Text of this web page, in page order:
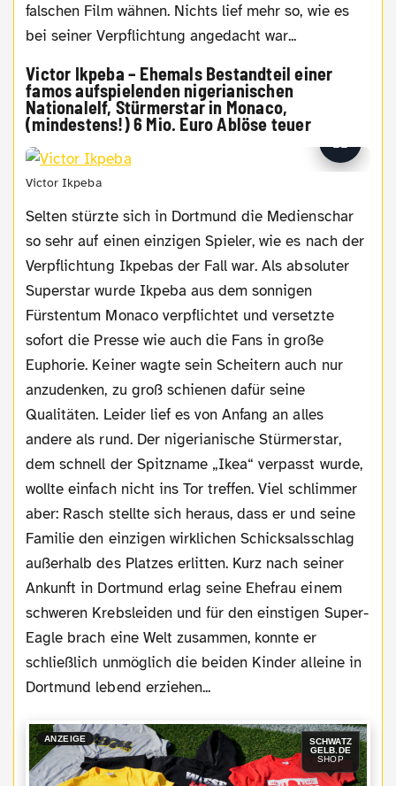
falschen Film wähnen. Nichts lief mehr so, wie es
bei seiner Verpflichtung angedacht war...
Victor Ikpeba – Ehemals Bestandteil einer
famos aufspielenden nigerianischen
Nationalelf, Stürmerstar in Monaco,
(mindestens!) 6 Mio. Euro Ablöse teuer
Victor Ikpeba
Selten stürzte sich in Dortmund die Medienschar
so sehr auf einen einzigen Spieler, wie es nach der
Verpflichtung Ikpebas der Fall war. Als absoluter
Superstar wurde Ikpeba aus dem sonnigen
Fürstentum Monaco verpflichtet und versetzte
sofort die Presse wie auch die Fans in große
Euphorie. Keiner wagte sein Scheitern auch nur
anzudenken, zu groß schienen dafür seine
Qualitäten. Leider lief es von Anfang an alles
andere als rund. Der nigerianische Stürmerstar,
dem schnell der Spitzname „Ikea“ verpasst wurde,
wollte einfach nicht ins Tor treffen. Viel schlimmer
aber: Rasch stellte sich heraus, dass er und seine
Familie den einzigen wirklichen Schicksalsschlag
außerhalb des Platzes erlitten. Kurz nach seiner
Ankunft in Dortmund erlag seine Ehefrau einem
schweren Krebsleiden und für den einstigen Super-
Eagle brach eine Welt zusammen, konnte er
schließlich unmöglich die beiden Kinder alleine in
Dortmund lebend erziehen...
ANZEIGE
SCHWATZ
GELB.DE
SHOP